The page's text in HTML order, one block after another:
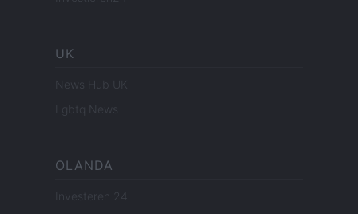
UK
News Hub UK
Lgbtq News
OLANDA
Investeren 24